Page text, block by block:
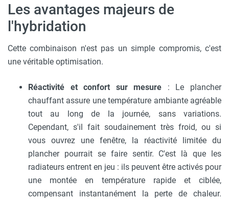
Les avantages majeurs de
l'hybridation
Cette combinaison n'est pas un simple compromis, c'est
une véritable optimisation.
Réactivité et confort sur mesure : Le plancher
chauffant assure une température ambiante agréable
tout au long de la journée, sans variations.
Cependant, s'il fait soudainement très froid, ou si
vous ouvrez une fenêtre, la réactivité limitée du
plancher pourrait se faire sentir. C'est là que les
radiateurs entrent en jeu : ils peuvent être activés pour
une montée en température rapide et ciblée,
compensant instantanément la perte de chaleur.